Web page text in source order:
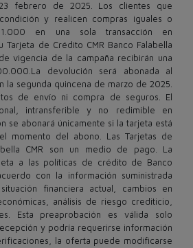
febrero de 2025. Los clientes que
y realicen compras iguales o
en una sola transacción en
Tarjeta de Crédito CMR Banco Falabella
vigencia de la campaña recibirán una
devolución será abonada al
la segunda quincena de marzo de 2025.
de envío ni compra de seguros. El
intransferible y no redimible en
se abonará únicamente si la tarjeta está
momento del abono. Las Tarjetas de
CMR son un medio de pago. La
a las políticas de crédito de Banco
con la información suministrada
financiera actual, cambios en
análisis de riesgo crediticio,
Esta preaprobación es válida solo
y podría requerirse información
la oferta puede modificarse